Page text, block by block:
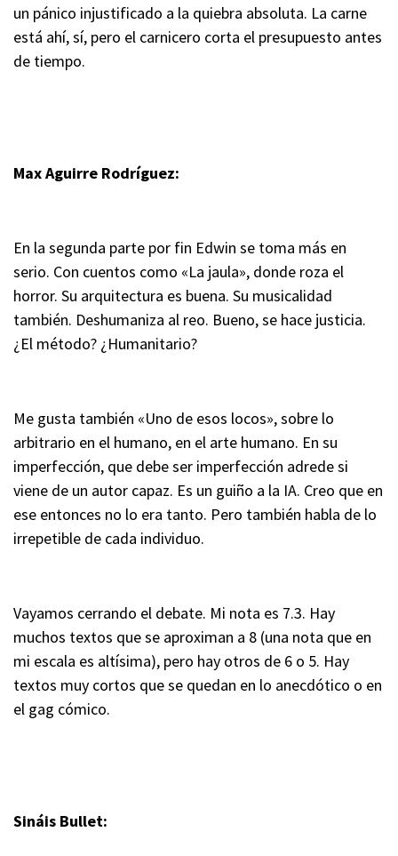
un pánico injustificado a la quiebra absoluta. La carne
está ahí, sí, pero el carnicero corta el presupuesto antes
de tiempo.
Max Aguirre Rodríguez:
En la segunda parte por fin Edwin se toma más en
serio. Con cuentos como «La jaula», donde roza el
horror. Su arquitectura es buena. Su musicalidad
también. Deshumaniza al reo. Bueno, se hace justicia.
¿El método? ¿Humanitario?
Me gusta también «Uno de esos locos», sobre lo
arbitrario en el humano, en el arte humano. En su
imperfección, que debe ser imperfección adrede si
viene de un autor capaz. Es un guiño a la IA. Creo que en
ese entonces no lo era tanto. Pero también habla de lo
irrepetible de cada individuo.
Vayamos cerrando el debate. Mi nota es 7.3. Hay
muchos textos que se aproximan a 8 (una nota que en
mi escala es altísima), pero hay otros de 6 o 5. Hay
textos muy cortos que se quedan en lo anecdótico o en
el gag cómico.
Sináis Bullet: